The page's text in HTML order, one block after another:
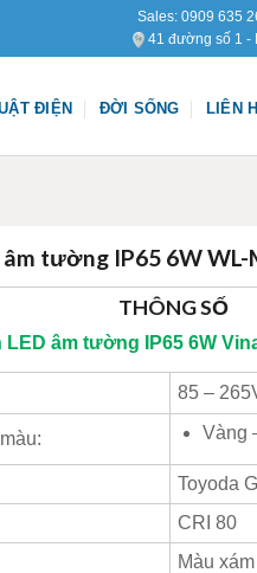
Sales: 0909 635
41 đường số 1 -
ĐIỆN ĐỜI SỐNG LIÊN
tường IP65 6W WL-
THÔNG SỐ
LED âm tường IP65 6W
85 –
Vàng
Toyoda
CRI 80
Màu xám